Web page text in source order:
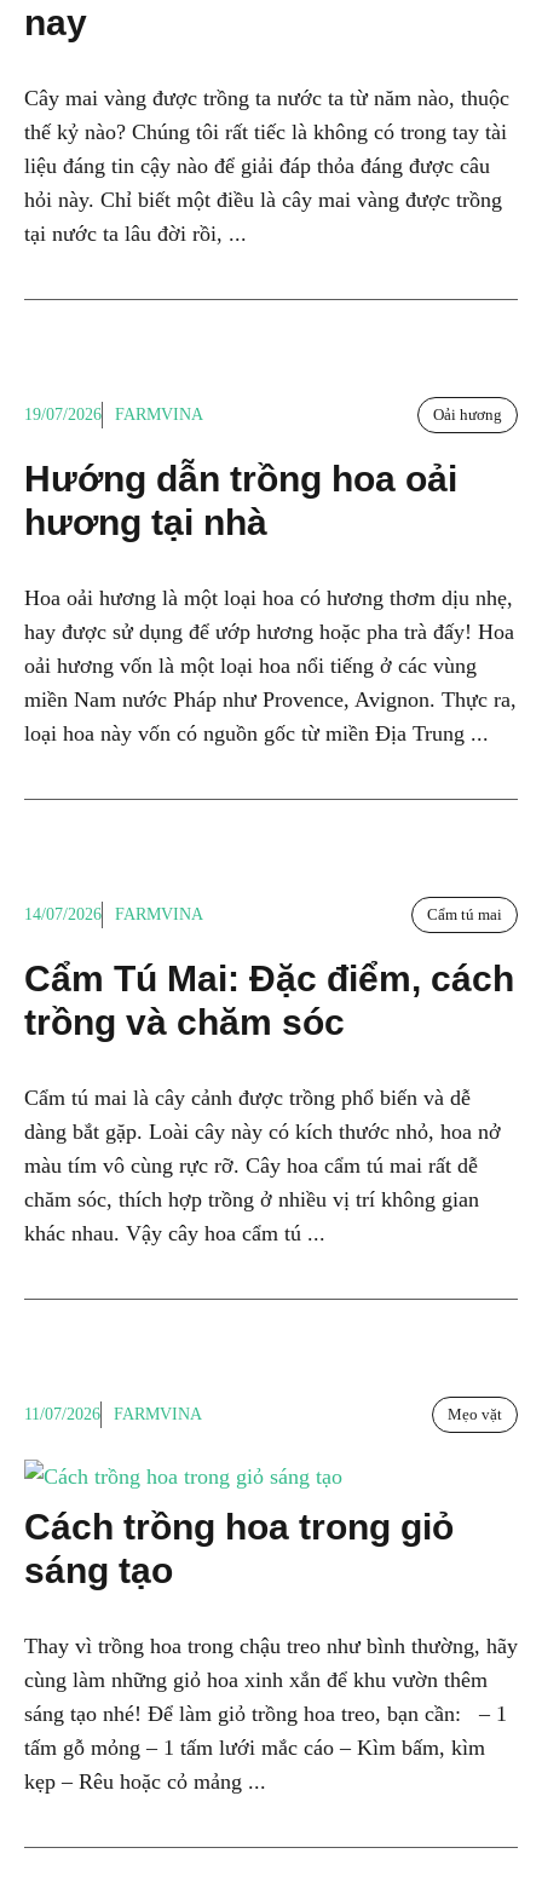
nay
Cây mai vàng được trồng ta nước ta từ năm nào, thuộc
thế kỷ nào? Chúng tôi rất tiếc là không có trong tay tài
liệu đáng tin cậy nào để giải đáp thỏa đáng được câu
hỏi này. Chỉ biết một điều là cây mai vàng được trồng
tại nước ta lâu đời rồi, ...
19/07/2026 FARMVINA Oải hương
Hướng dẫn trồng hoa oải
hương tại nhà
Hoa oải hương là một loại hoa có hương thơm dịu nhẹ,
hay được sử dụng để ướp hương hoặc pha trà đấy! Hoa
oải hương vốn là một loại hoa nổi tiếng ở các vùng
miền Nam nước Pháp như Provence, Avignon. Thực ra,
loại hoa này vốn có nguồn gốc từ miền Địa Trung ...
14/07/2026 FARMVINA Cẩm tú mai
Cẩm Tú Mai: Đặc điểm, cách
trồng và chăm sóc
Cẩm tú mai là cây cảnh được trồng phổ biến và dễ
dàng bắt gặp. Loài cây này có kích thước nhỏ, hoa nở
màu tím vô cùng rực rỡ. Cây hoa cẩm tú mai rất dễ
chăm sóc, thích hợp trồng ở nhiều vị trí không gian
khác nhau. Vậy cây hoa cẩm tú ...
11/07/2026 FARMVINA Mẹo vặt
Cách trồng hoa trong giỏ
sáng tạo
Thay vì trồng hoa trong chậu treo như bình thường, hãy
cùng làm những giỏ hoa xinh xắn để khu vườn thêm
sáng tạo nhé! Để làm giỏ trồng hoa treo, bạn cần: – 1
tấm gỗ mỏng – 1 tấm lưới mắc cáo – Kìm bấm, kìm
kẹp – Rêu hoặc cỏ mảng ...